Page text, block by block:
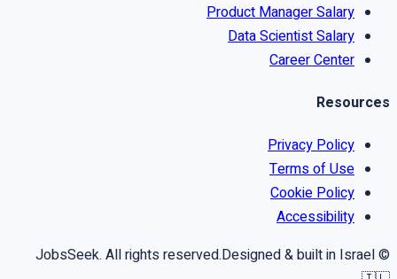
Product Manager Salary
Data Scientist Salary
Career Center
Resources
Privacy Policy
Terms of Use
Cookie Policy
Accessibility
© JobsSeek. All rights reserved.
Designed & built in Israel